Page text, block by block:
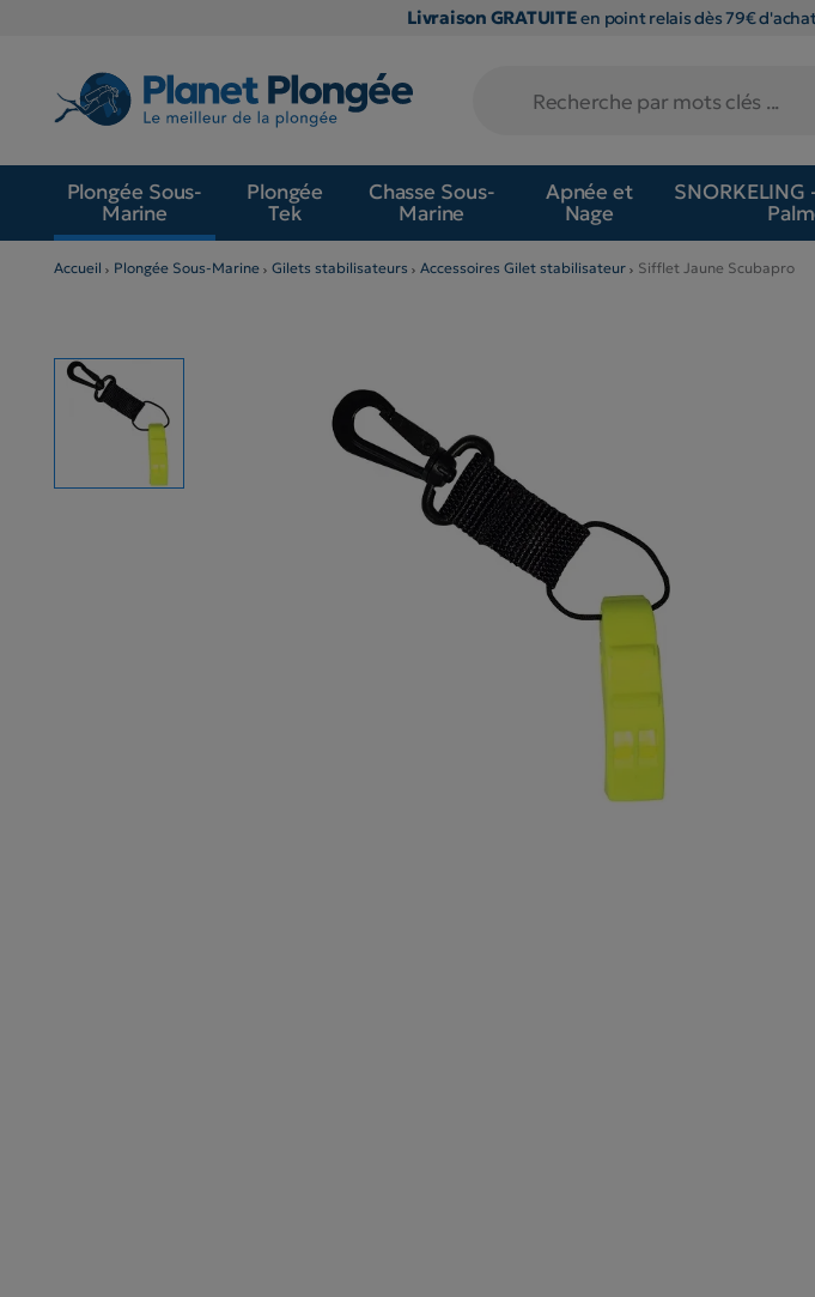
Livraison GRATUITEen point relais dès 79€
Plongée Sous-
Marine
Plongée
Tek
Chasse Sous-
Marine
Apnée et
Nage
SNORKELING
Accueil Plongée Sous-Marine Gilets stabilisateurs Accessoires Gilet stabilisateur Sifflet Jaune Scubapro